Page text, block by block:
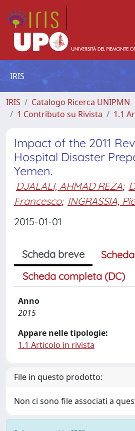
IRIS
IRIS
Catalogo Ricerca UNIPMN
1 Contributo su Rivista
1.1
Impact of the 2011
Hospital Disaster
Yemen.
DJALALI, AHMAD REZA;
Francesco; INGRASSIA,
2015-01-01
Scheda breve
Scheda completa (DC)
Anno
2015
Appare nelle tipologie:
1.1 Articolo in rivista
File in questo prodotto:
Non ci sono file associati a